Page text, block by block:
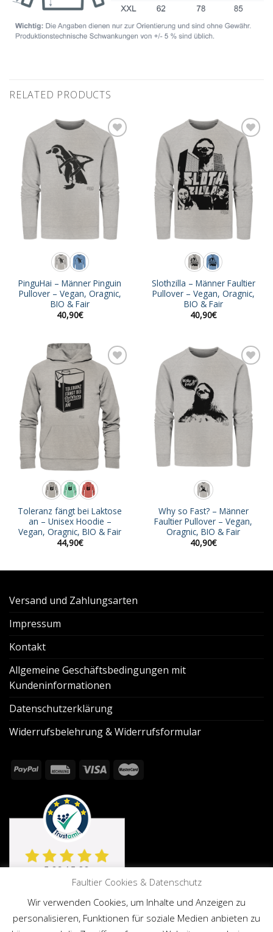
RELATED PRODUCTS
Add to
wishlist
PinguHai – Männer Pinguin
Pullover – Vegan, Oragnic,
BIO & Fair
40,90€
Add to
wishlist
Slothzilla – Männer Faultier
Pullover – Vegan, Oragnic,
BIO & Fair
40,90€
Add to
wishlist
Toleranz fängt bei Laktose
an – Unisex Hoodie –
Vegan, Oragnic, BIO & Fair
44,90€
Add to
wishlist
Why so Fast? – Männer
Faultier Pullover – Vegan,
Oragnic, BIO & Fair
40,90€
Versand und Zahlungsarten
Impressum
Kontakt
Allgemeine Geschäftsbedingungen mit
Kundeninformationen
Datenschutzerklärung
Widerrufsbelehrung & Widerrufsformular
Faultier Cookies & Datenschutz
Wir verwenden Cookies, um Inhalte und Anzeigen zu
personalisieren, Funktionen für soziale Medien anbieten zu